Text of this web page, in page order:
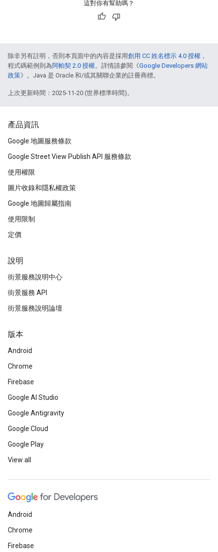
這對你有幫助嗎？
除非另有註明，否則本頁面中的內容是採用創用 CC 姓名標示 4.0 授權 ，
程式碼範例則為阿帕契 2.0 授權。詳情請參閱《Google Developers 網站
政策》。Java 是 Oracle 和/或其關聯企業的註冊商標。
上次更新時間：2025-11-20 (世界標準時間)。
產品資訊
Google 地圖服務條款
Google Street View Publish API 服務條款
使用權限
圖片收錄和隱私權政策
Google 地圖歸屬指南
使用限制
定價
說明
街景服務說明中心
街景服務 API
街景服務說明論壇
版本
Android
Chrome
Firebase
Google AI Studio
Google Antigravity
Google Cloud
Google Play
View all
Android
Chrome
Firebase